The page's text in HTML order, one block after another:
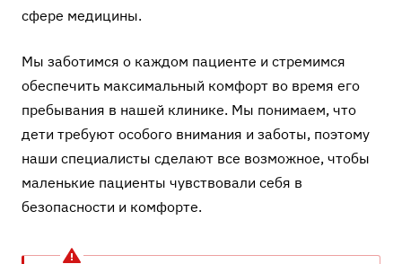
сфере медицины.
Мы заботимся о каждом пациенте и стремимся
обеспечить максимальный комфорт во время его
пребывания в нашей клинике. Мы понимаем, что
дети требуют особого внимания и заботы, поэтому
наши специалисты сделают все возможное, чтобы
маленькие пациенты чувствовали себя в
безопасности и комфорте.